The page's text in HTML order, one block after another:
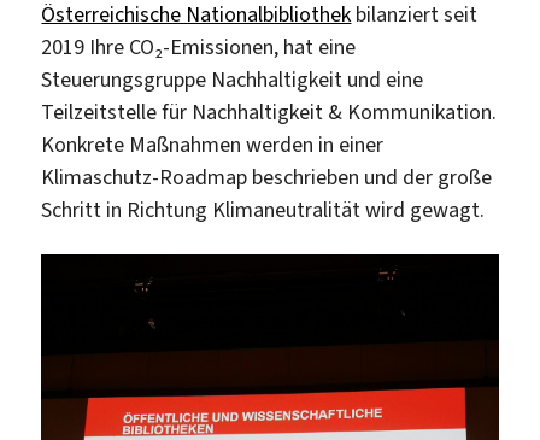
Österreichische Nationalbibliothek bilanziert seit
2019 Ihre CO₂-Emissionen, hat eine
Steuerungsgruppe Nachhaltigkeit und eine
Teilzeitstelle für Nachhaltigkeit & Kommunikation.
Konkrete Maßnahmen werden in einer
Klimaschutz-Roadmap beschrieben und der große
Schritt in Richtung Klimaneutralität wird gewagt.